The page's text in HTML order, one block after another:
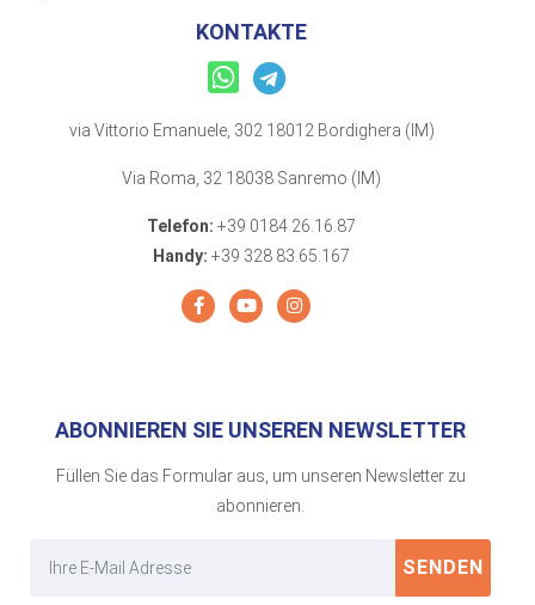
KONTAKTE
via Vittorio Emanuele, 302 18012 Bordighera (IM)
Via Roma, 32 18038 Sanremo (IM)
Telefon: +39 0184 26.16.87
Handy: +39 328 83.65.167
ABONNIEREN SIE UNSEREN NEWSLETTER
Füllen Sie das Formular aus, um unseren Newsletter zu
abonnieren.
SENDEN